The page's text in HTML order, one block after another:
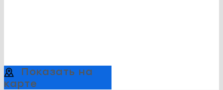
Показать на
карте